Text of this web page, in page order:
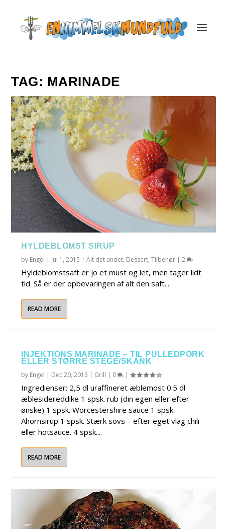
TAG: MARINADE
HYLDEBLOMST SIRUP
by Engel | Jul 1, 2015 |Alt det andet, Dessert,Tilbehør |2
Hyldeblomstsaft er jo et must og let, men tager lidt
tid. Så er der opbevaringen af alt den saft...
READ MORE
INJEKTIONS MARINADE – TIL PULLEDPORK
ELLER STØRRE STEGE/SKANK
by Engel | Dec 20, 2013 | Grill | 0 |
Ingredienser: 2,5 dl uraffineret æblemost 0.5 dl
æblesidereddike 1 spsk. rub (din egen eller efter
ønske) 1 spsk. Worcestershire sauce 1 spsk.
Ahornsirup 1 spsk. Stærk sovs – efter eget vlag chili
eller hotsauce. 4 spsk....
READ MORE